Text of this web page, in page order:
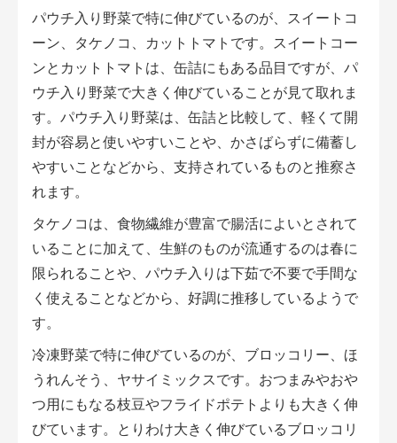
パウチ入り野菜で特に伸びているのが、スイートコ
ーン、タケノコ、カットトマトです。スイートコー
ンとカットトマトは、缶詰にもある品目ですが、パ
ウチ入り野菜で大きく伸びていることが見て取れま
す。パウチ入り野菜は、缶詰と比較して、軽くて開
封が容易と使いやすいことや、かさばらずに備蓄し
やすいことなどから、支持されているものと推察さ
れます。
タケノコは、食物繊維が豊富で腸活によいとされて
いることに加えて、生鮮のものが流通するのは春に
限られることや、パウチ入りは下茹で不要で手間な
く使えることなどから、好調に推移しているようで
す。
冷凍野菜で特に伸びているのが、ブロッコリー、ほ
うれんそう、ヤサイミックスです。おつまみやおや
つ用にもなる枝豆やフライドポテトよりも大きく伸
びています。とりわけ大きく伸びているブロッコリ